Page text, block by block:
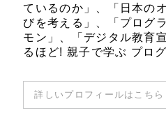
ているのか」、「日本の
びを考える」、「プログ
モン」、「デジタル教育
るほど! 親子で学ぶ プロ
詳しいプロフィールはこち